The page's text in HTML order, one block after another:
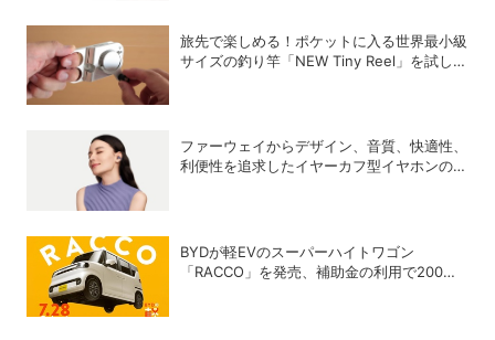
旅先で楽しめる！ポケットに入る世界最小級
サイズの釣り竿「NEW Tiny Reel」を試して
ファーウェイからデザイン、音質、快適性、
利便性を追求したイヤーカフ型イヤホンのフ
BYDが軽EVのスーパーハイトワゴン
「RACCO」を発売、補助金の利用で200万